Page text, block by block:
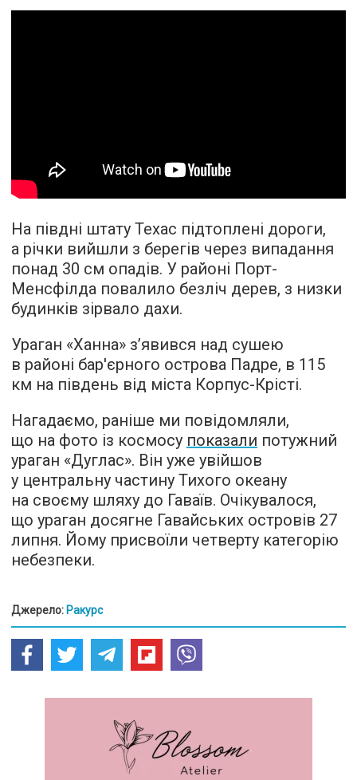
На півдні штату Техас підтоплені дороги,
а річки вийшли з берегів через випадання
понад 30 см опадів. У районі Порт-
Менсфілда повалило безліч дерев, з низки
будинків зірвало дахи.
Ураган «Ханна» з’явився над сушею
в районі бар'єрного острова Падре, в 115
км на південь від міста Корпус-Крісті.
Нагадаємо, раніше ми повідомляли,
що на фото із космосу показали потужний
ураган «Дуглас». Він уже увійшов
у центральну частину Тихого океану
на своєму шляху до Гаваїв. Очікувалося,
що ураган досягне Гавайських островів 27
липня. Йому присвоїли четверту категорію
небезпеки.
Джерело: Ракурс